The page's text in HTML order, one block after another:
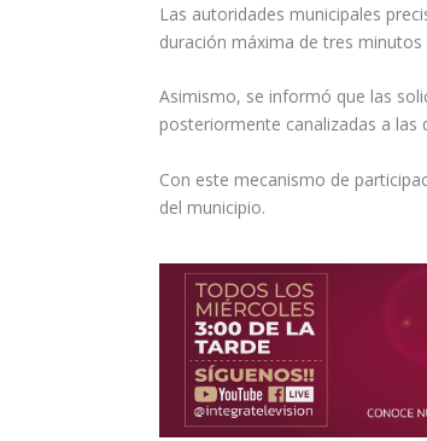
Las autoridades municipales
duración máxima de tres
Asimismo, se informó que las
posteriormente canalizadas a las
Con este mecanismo de
del municipio.